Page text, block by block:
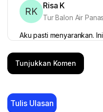
RK
Risa K
Tur Balon Air Panas
Aku pasti menyarankan.
dengan sampanye dan
dan balon itu sempurna.
Tunjukkan Komen
Tulis Ulasan